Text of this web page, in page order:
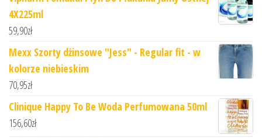
4X225ml
59,90zł
Mexx Szorty dżinsowe "Jess" - Regular fit - w
kolorze niebieskim
70,95zł
Clinique Happy To Be Woda Perfumowana 50ml
156,60zł